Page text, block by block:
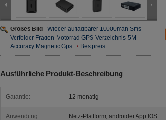
Großes Bild : Wieder aufladbarer 10000mah Sms
Verfolger Fragen-Motorrad GPS-Verzeichnis-5M
Accuracy Magnetic Gps
Bestpreis
Ausführliche Produkt-Beschreibung
Garantie: 12-monatig
Anwendung: Netz-Plattform, androider App IOS